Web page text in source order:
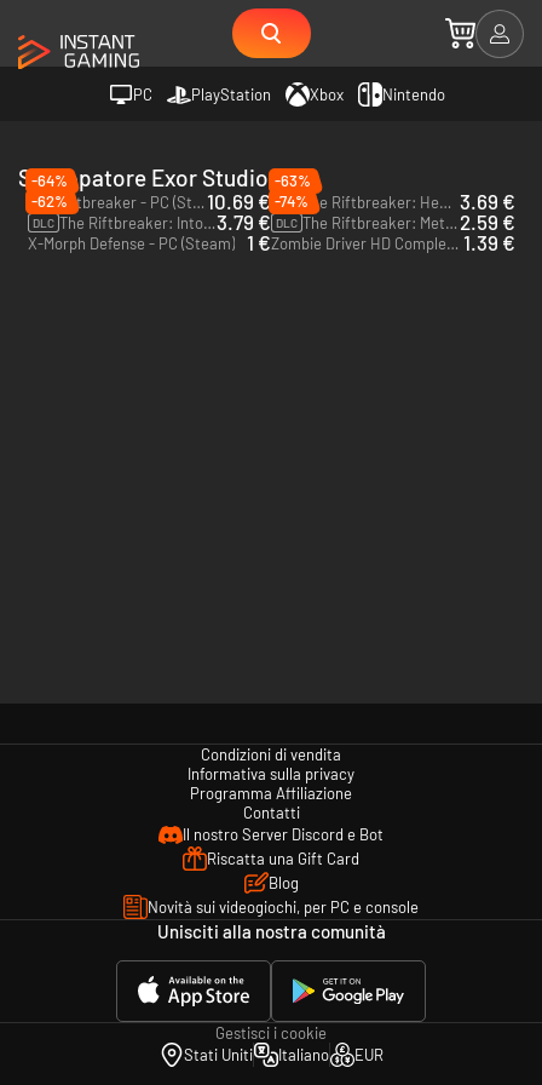
PC PlayStation Xbox Nintendo
Sviluppatore Exor Studios
-64%
The Riftbreaker - PC (Steam)10.69 €
-63%
DLC The Riftbreaker: Heart of the Swamp - PC (Steam) 3.69 €
-62%
DLC The Riftbreaker: Into The Dark - PC (Steam)3.79 €
-74%
DLC The Riftbreaker: Metal Terror - PC (Steam) 2.59 €
X-Morph Defense - PC (Steam) 1 € Zombie Driver HD Complete Edition - PC (Steam) 1.39 €
Condizioni di vendita
Informativa sulla privacy
Programma Affiliazione
Contatti
Il nostro Server Discord e Bot
Riscatta una Gift Card
Blog
Novità sui videogiochi, per PC e console
Unisciti alla nostra comunità
Gestisci i cookie
Stati Uniti
Italiano EUR